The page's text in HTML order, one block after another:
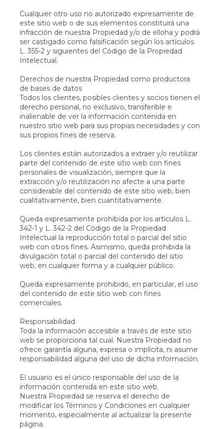
Cualquier otro uso no autorizado expresamente de
este sitio web o de sus elementos constituirá una
infracción de nuestra Propiedad y/o de elloha y podrá
ser castigado como falsificación según los artículos
L. 355-2 y siguientes del Código de la Propiedad
Intelectual.
Derechos de nuestra Propiedad como productora
de bases de datos
Todos los clientes, posibles clientes y socios tienen el
derecho personal, no exclusivo, transferible e
inalienable de ver la información contenida en
nuestro sitio web para sus propias necesidades y con
sus propios fines de reserva.
Los clientes están autorizados a extraer y/o reutilizar
parte del contenido de este sitio web con fines
personales de visualización, siempre que la
extracción y/o reutilización no afecte a una parte
considerable del contenido de este sitio web, bien
cualitativamente, bien cuantitativamente.
Queda expresamente prohibida por los artículos L.
342-1 y L. 342-2 del Código de la Propiedad
Intelectual la reproducción total o parcial del sitio
web con otros fines. Asimismo, queda prohibida la
divulgación total o parcial del contenido del sitio
web, en cualquier forma y a cualquier público.
Queda expresamente prohibido, en particular, el uso
del contenido de este sitio web con fines
comerciales.
Responsabilidad
Toda la información accesible a través de este sitio
web se proporciona tal cual. Nuestra Propiedad no
ofrece garantía alguna, expresa o implícita, ni asume
responsabilidad alguna del uso de dicha información.
El usuario es el único responsable del uso de la
información contenida en este sitio web.
Nuestra Propiedad se reserva el derecho de
modificar los Términos y Condiciones en cualquier
momento, especialmente al actualizar la presente
página.